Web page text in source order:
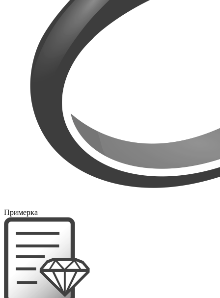
Примерка